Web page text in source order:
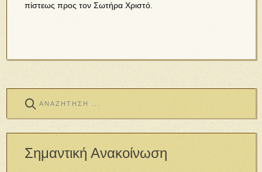
πίστεως προς τον Σωτήρα Χριστό.
Σημαντική Ανακοίνωση